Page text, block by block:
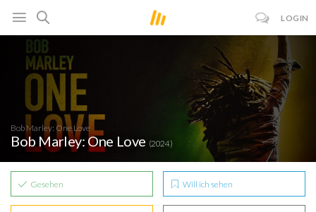
LOGIN
Bob Marley: One Love
Bob Marley: One Love (2024)
Gesehen Will ich sehen